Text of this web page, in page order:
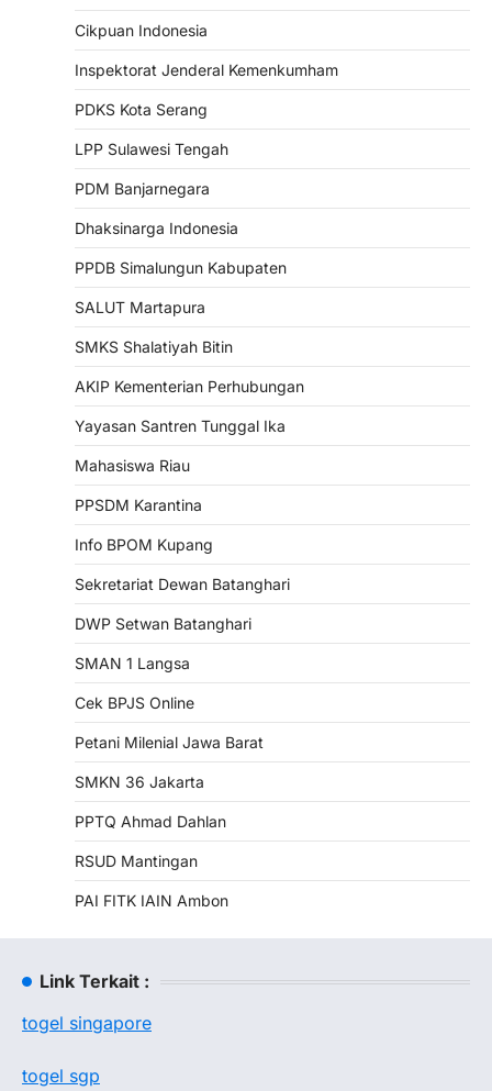
Cikpuan Indonesia
Inspektorat Jenderal Kemenkumham
PDKS Kota Serang
LPP Sulawesi Tengah
PDM Banjarnegara
Dhaksinarga Indonesia
PPDB Simalungun Kabupaten
SALUT Martapura
SMKS Shalatiyah Bitin
AKIP Kementerian Perhubungan
Yayasan Santren Tunggal Ika
Mahasiswa Riau
PPSDM Karantina
Info BPOM Kupang
Sekretariat Dewan Batanghari
DWP Setwan Batanghari
SMAN 1 Langsa
Cek BPJS Online
Petani Milenial Jawa Barat
SMKN 36 Jakarta
PPTQ Ahmad Dahlan
RSUD Mantingan
PAI FITK IAIN Ambon
Link Terkait :
togel singapore
togel sgp